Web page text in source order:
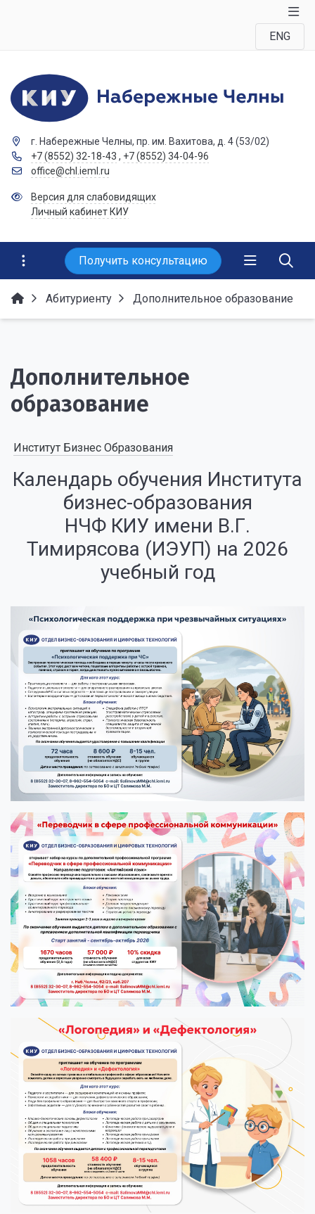
ENG
г. Набережные Челны, пр. им. Вахитова, д. 4 (53/02)
+7 (8552) 32-18-43 , +7 (8552) 34-04-96
office@chl.ieml.ru
Версия для слабовидящих
Личный кабинет КИУ
Получить консультацию
Абитуриенту Дополнительное образование
Дополнительное
образование
Институт Бизнес Образования
Календарь обучения Института
бизнес-образования
НЧФ КИУ имени В.Г.
Тимирясова (ИЭУП) на 2026
учебный год